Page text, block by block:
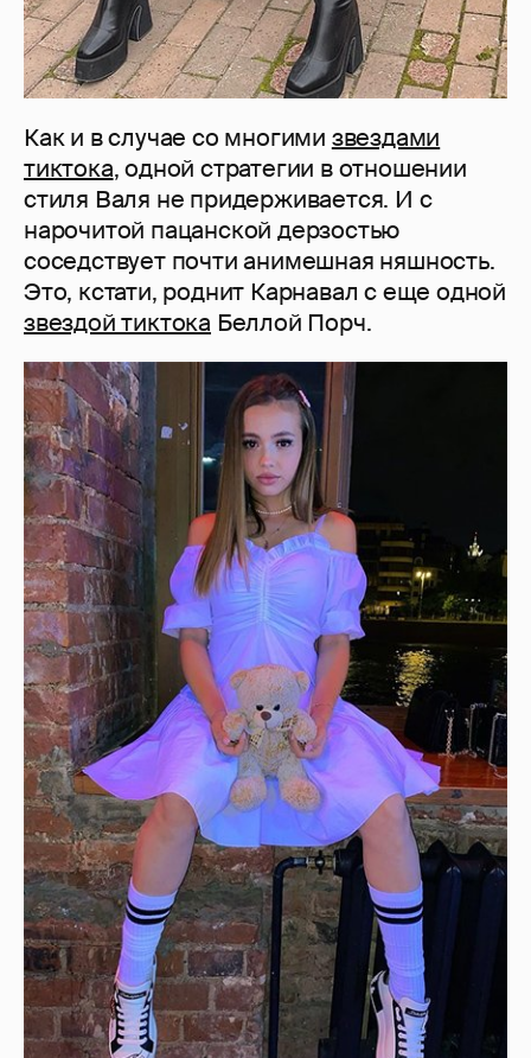
Как и в случае со многими звездами
тиктока, одной стратегии в отношении
стиля Валя не придерживается. И с
нарочитой пацанской дерзостью
соседствует почти анимешная няшность.
Это, кстати, роднит Карнавал с еще одной
звездой тиктока Беллой Порч.